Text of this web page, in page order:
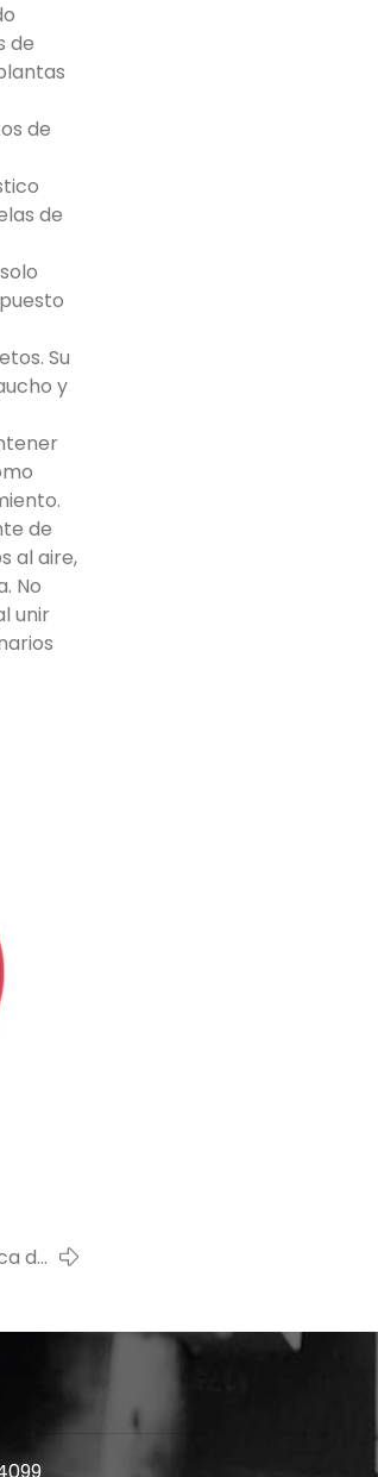
de
de
de
Su
y
de
al aire,
No
unir
de